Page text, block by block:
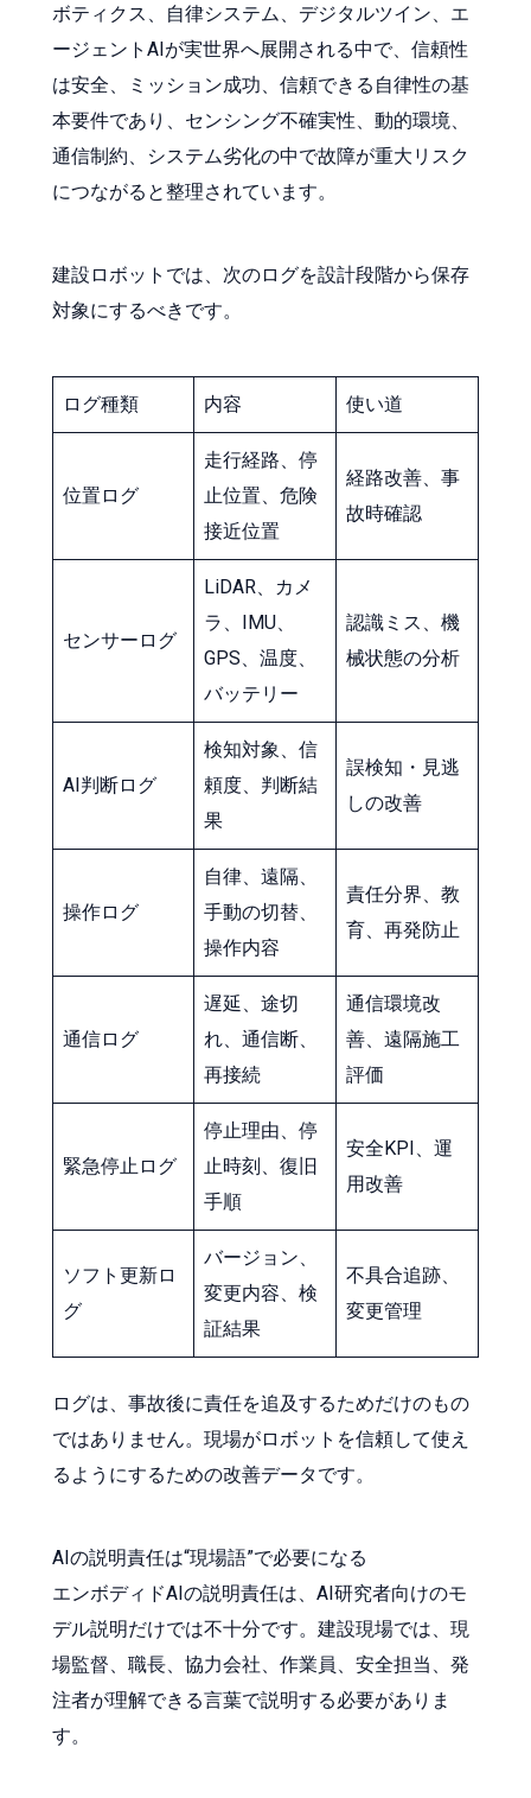
ボティクス、自律システム、デジタルツイン、エ
ージェントAIが実世界へ展開される中で、信頼性
は安全、ミッション成功、信頼できる自律性の基
本要件であり、センシング不確実性、動的環境、
通信制約、システム劣化の中で故障が重大リスク
につながると整理されています。
建設ロボットでは、次のログを設計段階から保存
対象にするべきです。
ログ種類 内容 使い道
位置ログ
走行経路、停
止位置、危険
接近位置
経路改善、事
故時確認
センサーログ
LiDAR、カメ
ラ、IMU、
GPS、温度、
バッテリー
認識ミス、機
械状態の分析
AI判断ログ
検知対象、信
頼度、判断結
果
誤検知・見逃
しの改善
操作ログ
自律、遠隔、
手動の切替、
操作内容
責任分界、教
育、再発防止
通信ログ
遅延、途切
れ、通信断、
再接続
通信環境改
善、遠隔施工
評価
緊急停止ログ
停止理由、停
止時刻、復旧
手順
安全KPI、運
用改善
ソフト更新ロ
グ
バージョン、
変更内容、検
証結果
不具合追跡、
変更管理
ログは、事故後に責任を追及するためだけのもの
ではありません。現場がロボットを信頼して使え
るようにするための改善データです。
AIの説明責任は“現場語”で必要になる
エンボディドAIの説明責任は、AI研究者向けのモ
デル説明だけでは不十分です。建設現場では、現
場監督、職長、協力会社、作業員、安全担当、発
注者が理解できる言葉で説明する必要がありま
す。